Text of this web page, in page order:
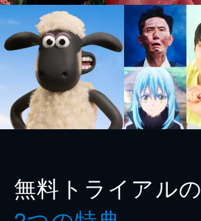
無料トライアルの